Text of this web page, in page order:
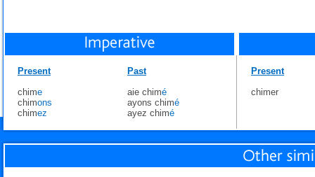
Present
chime
chimons
chimez
Past
aie chimé
ayons chimé
ayez chimé
Present
chimer